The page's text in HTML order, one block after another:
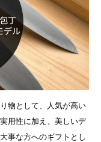
物として、人気が高い
用性に加え、美しいデ
事な方へのギフトとし